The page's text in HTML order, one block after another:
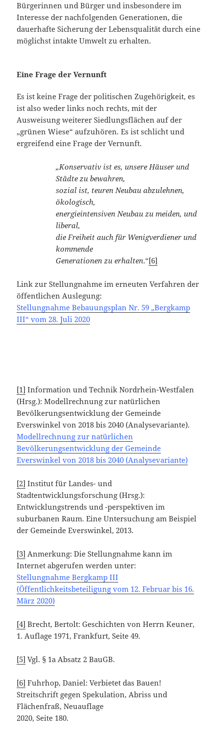
Bürgerinnen und Bürger und insbesondere im
Interesse der nachfolgenden Generationen, die
dauerhafte Sicherung der Lebensqualität durch eine
möglichst intakte Umwelt zu erhalten.
Eine Frage der Vernunft
Es ist keine Frage der politischen Zugehörigkeit, es
ist also weder links noch rechts, mit der
Ausweisung weiterer Siedlungsflächen auf der
„grünen Wiese“ aufzuhören. Es ist schlicht und
ergreifend eine Frage der Vernunft.
„Konservativ ist es, unsere Häuser und
Städte zu bewahren,
sozial ist, teuren Neubau abzulehnen,
ökologisch,
energieintensiven Neubau zu meiden, und
liberal,
die Freiheit auch für Wenigverdiener und
kommende
Generationen zu erhalten.“[6]
Link zur Stellungnahme im erneuten Verfahren der
öffentlichen Auslegung:
Stellungnahme Bebauungsplan Nr. 59 „Bergkamp
III“ vom 28. Juli 2020
[1] Information und Technik Nordrhein-Westfalen
(Hrsg.): Modellrechnung zur natürlichen
Bevölkerungsentwicklung der Gemeinde
Everswinkel von 2018 bis 2040 (Analysevariante).
Modellrechnung zur natürlichen
Bevölkerungsentwicklung der Gemeinde
Everswinkel von 2018 bis 2040 (Analysevariante)
[2] Institut für Landes- und
Stadtentwicklungsforschung (Hrsg.):
Entwicklungstrends und -perspektiven im
suburbanen Raum. Eine Untersuchung am Beispiel
der Gemeinde Everswinkel, 2013.
[3] Anmerkung: Die Stellungnahme kann im
Internet abgerufen werden unter:
Stellungnahme Bergkamp III
(Öffentlichkeitsbeteiligung vom 12. Februar bis 16.
März 2020)
[4] Brecht, Bertolt: Geschichten von Herrn Keuner,
1. Auflage 1971, Frankfurt, Seite 49.
[5] Vgl. § 1a Absatz 2 BauGB.
[6] Fuhrhop, Daniel: Verbietet das Bauen!
Streitschrift gegen Spekulation, Abriss und
Flächenfraß, Neuauflage
2020, Seite 180.